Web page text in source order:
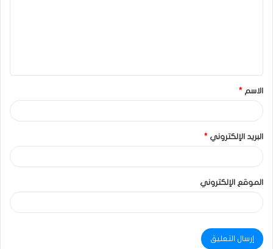
الاسم *
البريد الإلكتروني *
الموقع الإلكتروني